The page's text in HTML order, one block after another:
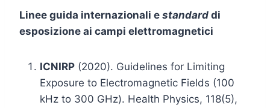
Linee guida internazionali e standard di
esposizione ai campi elettromagnetici
ICNIRP (2020). Guidelines for Limiting
Exposure to Electromagnetic Fields (100
kHz to 300 GHz). Health Physics, 118(5),